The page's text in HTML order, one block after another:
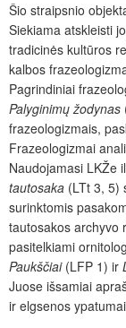
Šio straipsnio
Siekiama atskleisti
tradicinės kultūros
kalbos
Pagrindiniai
Palyginimų žodynas
frazeologizmais,
Frazeologizmai
Naudojamasi LKŽe
tautosaka (LTt 3, 5)
surinktomis
tautosakos archyvo
pasitelkiami
Paukščiai(LFP 1) ir
Juose išsamiai
ir elgsenos